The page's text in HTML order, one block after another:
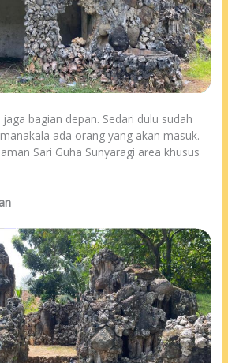
bagian depan. Sedari dulu sudah
ada orang yang akan masuk.
Sari Guha Sunyaragi area khusus